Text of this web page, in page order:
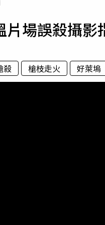
專欄
片場誤殺攝
殺 槍枝走火 好萊塢